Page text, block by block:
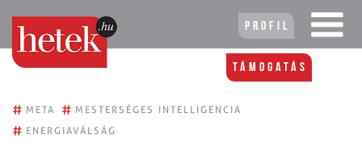
Profil
Támogatás
# META # MESTERSÉGES INTELLIGENCIA
# ENERGIAVÁLSÁG